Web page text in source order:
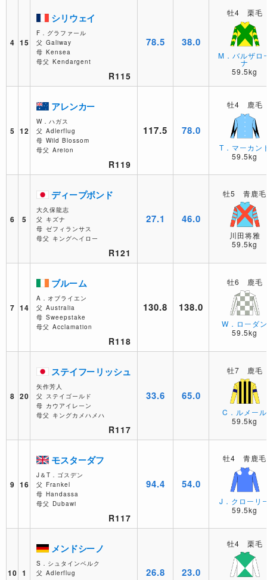
4 15
シリウェイ
F．グラファール
父 Galiway
母 Kensea
母父 Kendargent
R115
78.5 38.0
牡4 栗毛
M．バルザロ
ナ
59.5kg
5 12
アレンカー
W．ハガス
父 Adlerflug
母 Wild Blossom
母父 Areion
R119
117.5 78.0
牡4 鹿毛
T．マーカン
59.5kg
6 5
ディープボンド
大久保龍志
父 キズナ
母 ゼフィランサス
母父 キングヘイロー
R121
27.1 46.0
牡5 青鹿毛
川田将雅
59.5kg
7 14
ブルーム
A．オブライエン
父 Australia
母 Sweepstake
母父 Acclamation
R118
130.8 138.0
牡6 鹿毛
W．ローダ
59.5kg
8 20
ステイフーリッシュ
矢作芳人
父 ステイゴールド
母 カウアイレーン
母父 キングカメハメハ
R117
33.6 65.0
牡7 鹿毛
C．ルメール
59.5kg
9 16
モスターダフ
J＆T．ゴスデン
父 Frankel
母 Handassa
母父 Dubawi
R117
94.4 54.0
牡4 青鹿毛
J．クローリ
59.5kg
10 1
メンドシーノ
S．シュタインベルク
父 Adlerflug
26.8 23.0
牡4 栗毛